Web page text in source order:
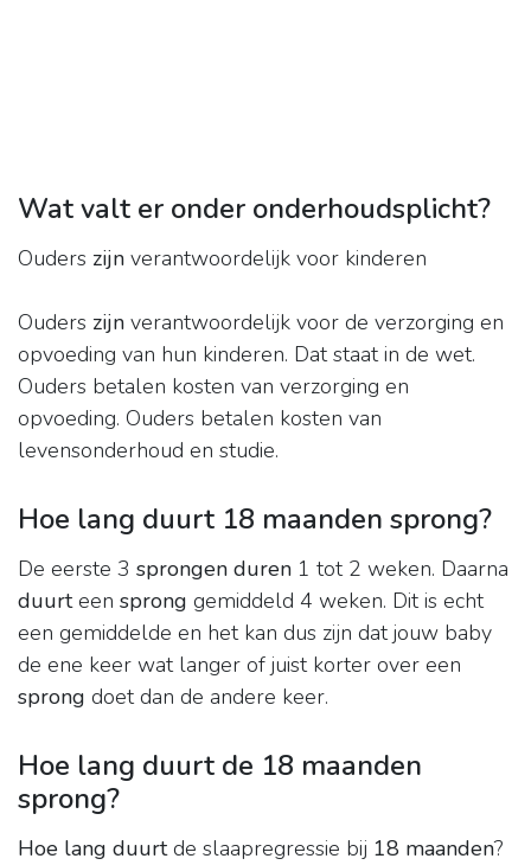
Wat valt er onder onderhoudsplicht?
Ouders zijn verantwoordelijk voor kinderen
Ouders zijn verantwoordelijk voor de verzorging en
opvoeding van hun kinderen. Dat staat in de wet.
Ouders betalen kosten van verzorging en
opvoeding. Ouders betalen kosten van
levensonderhoud en studie.
Hoe lang duurt 18 maanden sprong?
De eerste 3 sprongen duren 1 tot 2 weken. Daarna
duurteen sprong gemiddeld 4 weken. Dit is echt
een gemiddelde en het kan dus zijn dat jouw baby
de ene keer wat langer of juist korter over een
sprong doet dan de andere keer.
Hoe lang duurt de 18 maanden
sprong?
Hoe lang duurtde slaapregressie bij 18 maanden?